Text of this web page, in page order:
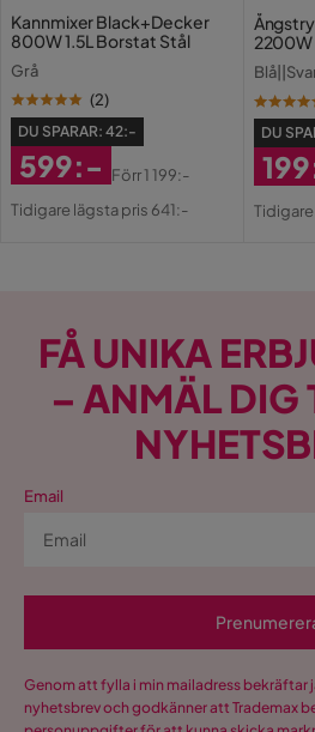
Kannmixer Black+Decker
800W 1.5L Borstat Stål
Grå
(2)
DU SPARAR: 42:-
Rabatterat
599:-
Original
Förr1 199:-
Tidigare lägsta pris 641:-
2200W
DU
FÅ UNIKA
– ANMÄL DIG
Email
Genom att fylla i min mailadress bekräftar
nyhetsbrev och godkänner att Trademax